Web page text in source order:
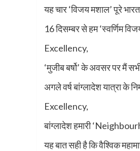
यह चार ‘विजय मशाल’ पूरे
16 दिसम्बर से हम ‘स्वर्णिम
Excellency,
‘मुजीब बर्षो’ के अवसर पर मैं
अगले वर्ष बांग्लादेश यात्रा के
Excellency,
बांग्लादेश हमारी
यह बात सही है कि वैश्विक